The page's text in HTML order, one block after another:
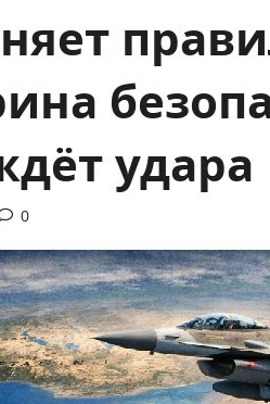
удара
0